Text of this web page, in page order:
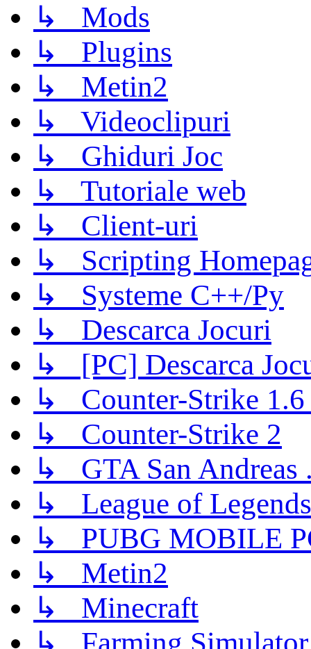
↳ Mods
↳ Plugins
↳ Metin2
↳ Videoclipuri
↳ Ghiduri Joc
↳ Tutoriale web
↳ Client-uri
↳ Scripting
↳ Systeme C++/Py
↳ Descarca Jocuri
↳ [PC] Descarca
↳ Counter-Strike 1.6
↳ Counter-Strike 2
↳ GTA San Andreas
↳ League of Legends
↳ PUBG MOBILE
↳ Metin2
↳ Minecraft
↳ Farming